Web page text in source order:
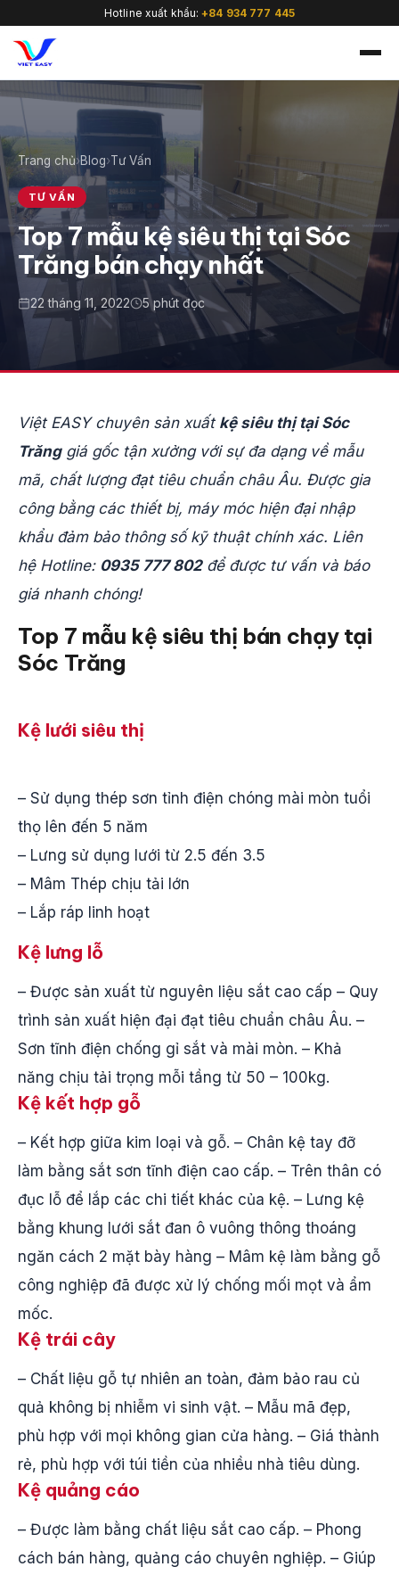
Hotline xuất khẩu:+84 934 777 445
🇻🇳
Trang chủ›Blog›Tư Vấn
TƯ VẤN
Top 7 mẫu kệ siêu thị tại Sóc
Trăng bán chạy nhất
22 tháng 11, 2022 5 phút đọc
Việt EASY chuyên sản xuất kệ siêu thị tại Sóc
Trănggiá gốc tận xưởng với sự đa dạng về mẫu
mã, chất lượng đạt tiêu chuẩn châu Âu. Được gia
công bằng các thiết bị, máy móc hiện đại nhập
khẩu đảm bảo thông số kỹ thuật chính xác. Liên
hệ Hotline: 0935 777 802để được tư vấn và báo
giá nhanh chóng!
Top 7 mẫu kệ siêu thị bán chạy tại
Sóc Trăng
Kệ lưới siêu thị
– Sử dụng thép sơn tỉnh điện chóng mài mòn tuổi
thọ lên đến 5 năm
– Lưng sử dụng lưới từ 2.5 đến 3.5
– Mâm Thép chịu tải lớn
– Lắp ráp linh hoạt
Kệ lưng lỗ
– Được sản xuất từ nguyên liệu sắt cao cấp – Quy
trình sản xuất hiện đại đạt tiêu chuẩn châu Âu. –
Sơn tĩnh điện chống gỉ sắt và mài mòn. – Khả
năng chịu tải trọng mỗi tầng từ 50 – 100kg.
Kệ kết hợp gỗ
– Kết hợp giữa kim loại và gỗ. – Chân kệ tay đỡ
làm bằng sắt sơn tĩnh điện cao cấp. – Trên thân có
đục lỗ để lắp các chi tiết khác của kệ. – Lưng kệ
bằng khung lưới sắt đan ô vuông thông thoáng
ngăn cách 2 mặt bày hàng – Mâm kệ làm bằng gỗ
công nghiệp đã được xử lý chống mối mọt và ẩm
mốc.
Kệ trái cây
– Chất liệu gỗ tự nhiên an toàn, đảm bảo rau củ
quả không bị nhiễm vi sinh vật. – Mẫu mã đẹp,
phù hợp với mọi không gian cửa hàng. – Giá thành
rẻ, phù hợp với túi tiền của nhiều nhà tiêu dùng.
Kệ quảng cáo
– Được làm bằng chất liệu sắt cao cấp. – Phong
cách bán hàng, quảng cáo chuyên nghiệp. – Giúp